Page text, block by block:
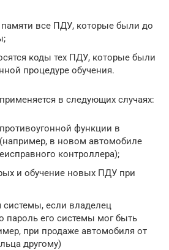
памяти все ПДУ, которые были до
коды тех ПДУ, которые были
процедуре обучения.
в следующих случаях:
функции в
в новом автомобиле
контроллера);
и обучение новых ПДУ при
системы, если владелец
пароль его системы мог быть
при продаже автомобиля от
другому)